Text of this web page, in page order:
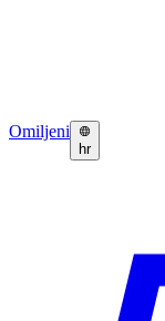
Omiljeni
hr